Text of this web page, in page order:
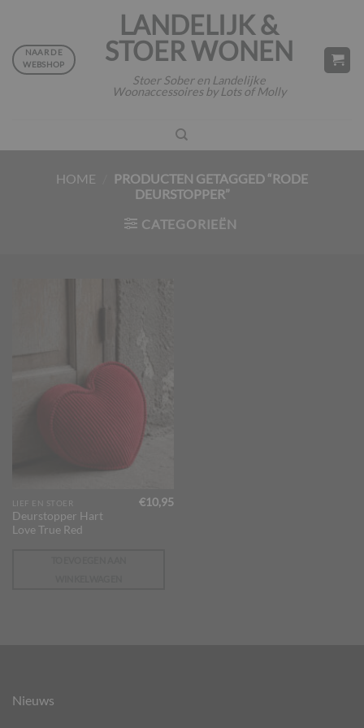
inhoud
LANDELIJK &
STOER WONEN
Stoer Sober en Landelijke
Woonaccessoires by Lots of Molly
NAAR DE
WEBSHOP
HOME
PRODUCTEN GETAGGED “RODE
DEURSTOPPER”
CATEGORIEËN
LIEF EN STOER
Deurstopper Hart
Love True Red
€10,95
Nieuws